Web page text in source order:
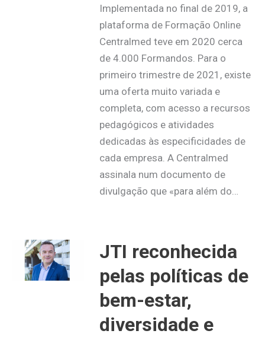
Implementada no final de 2019, a
plataforma de Formação Online
Centralmed teve em 2020 cerca
de 4.000 Formandos. Para o
primeiro trimestre de 2021, existe
uma oferta muito variada e
completa, com acesso a recursos
pedagógicos e atividades
dedicadas às especificidades de
cada empresa. A Centralmed
assinala num documento de
divulgação que «para além do…
JTI reconhecida
pelas políticas de
bem-estar,
diversidade e